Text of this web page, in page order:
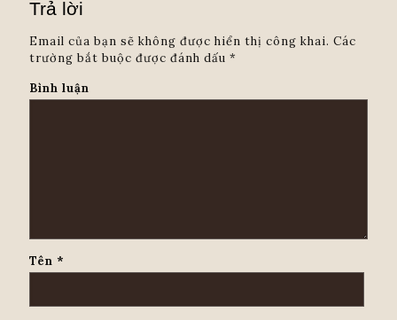
Trả lời
Email của bạn sẽ không được hiển thị công khai. Các
trường bắt buộc được đánh dấu *
Bình luận
Tên *